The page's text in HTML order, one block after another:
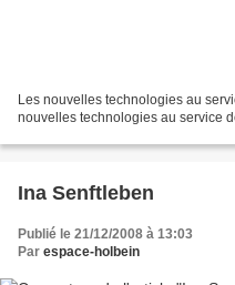
Les nouvelles technologies au
nouvelles technologies au service
Ina Senftleben
Publié le 21/12/2008 à 13:03
Par espace-holbein